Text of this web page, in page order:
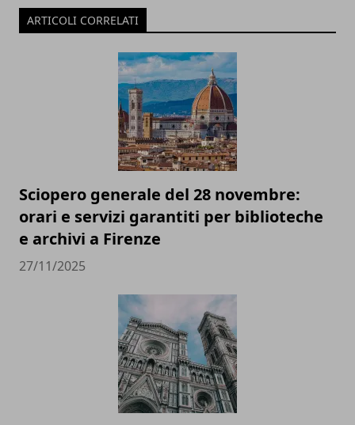
ARTICOLI CORRELATI
Sciopero generale del 28 novembre:
orari e servizi garantiti per biblioteche
e archivi a Firenze
27/11/2025